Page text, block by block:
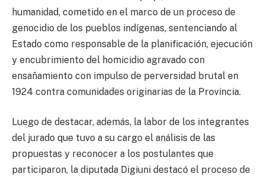
humanidad, cometido en el marco de un proceso de
genocidio de los pueblos indígenas, sentenciando al
Estado como responsable de la planificación, ejecución
y encubrimiento del homicidio agravado con
ensañamiento con impulso de perversidad brutal en
1924 contra comunidades originarias de la Provincia.
Luego de destacar, además, la labor de los integrantes
del jurado que tuvo a su cargo el análisis de las
propuestas y reconocer a los postulantes que
participaron, la diputada Digiuni destacó el proceso de